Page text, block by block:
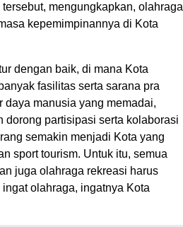
mengungkapkan, olahraga
kepemimpinannya di Kota
dengan baik, di mana Kota
fasilitas serta sarana pra
manusia yang memadai,
partisipasi serta kolaborasi
semakin menjadi Kota yang
sport tourism. Untuk itu, semua
juga olahraga rekreasi harus
olahraga, ingatnya Kota